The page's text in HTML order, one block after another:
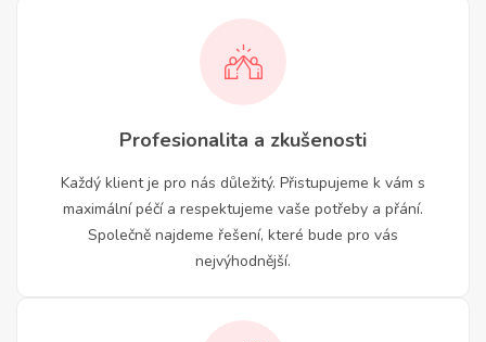
Profesionalita a zkušenosti
Každý klient je pro nás důležitý. Přistupujeme k vám s
maximální péčí a respektujeme vaše potřeby a přání.
Společně najdeme řešení, které bude pro vás
nejvýhodnější.